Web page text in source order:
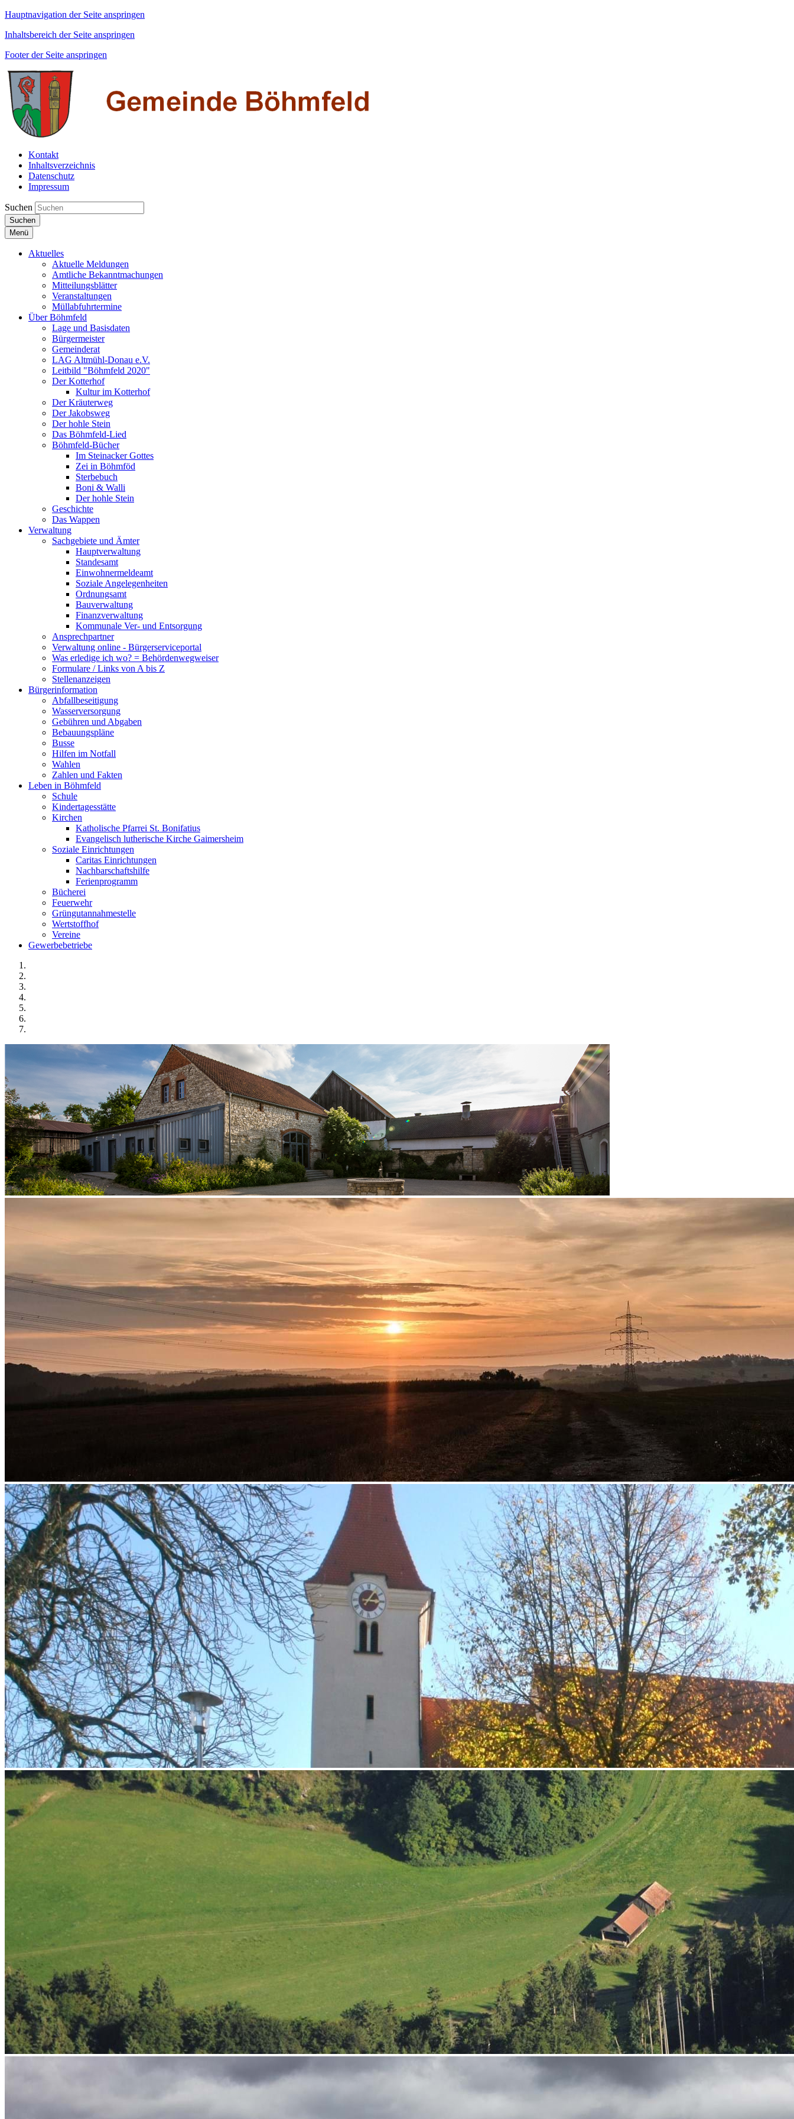
Hauptnavigation der Seite anspringen
Inhaltsbereich der Seite anspringen
Footer der Seite anspringen
Kontakt
Inhaltsverzeichnis
Datenschutz
Impressum
Suchen
Suchen
Menü
Aktuelles
Aktuelle Meldungen
Amtliche Bekanntmachungen
Mitteilungsblätter
Veranstaltungen
Müllabfuhrtermine
Über Böhmfeld
Lage und Basisdaten
Bürgermeister
Gemeinderat
LAG Altmühl-Donau e.V.
Leitbild "Böhmfeld 2020"
Der Kotterhof
Kultur im Kotterhof
Der Kräuterweg
Der Jakobsweg
Der hohle Stein
Das Böhmfeld-Lied
Böhmfeld-Bücher
Im Steinacker Gottes
Zei in Böhmföd
Sterbebuch
Boni & Walli
Der hohle Stein
Geschichte
Das Wappen
Verwaltung
Sachgebiete und Ämter
Hauptverwaltung
Standesamt
Einwohnermeldeamt
Soziale Angelegenheiten
Ordnungsamt
Bauverwaltung
Finanzverwaltung
Kommunale Ver- und Entsorgung
Ansprechpartner
Verwaltung online - Bürgerserviceportal
Was erledige ich wo? = Behördenwegweiser
Formulare / Links von A bis Z
Stellenanzeigen
Bürgerinformation
Abfallbeseitigung
Wasserversorgung
Gebühren und Abgaben
Bebauungspläne
Busse
Hilfen im Notfall
Wahlen
Zahlen und Fakten
Leben in Böhmfeld
Schule
Kindertagesstätte
Kirchen
Katholische Pfarrei St. Bonifatius
Evangelisch lutherische Kirche Gaimersheim
Soziale Einrichtungen
Caritas Einrichtungen
Nachbarschaftshilfe
Ferienprogramm
Bücherei
Feuerwehr
Grüngutannahmestelle
Wertstoffhof
Vereine
Gewerbebetriebe